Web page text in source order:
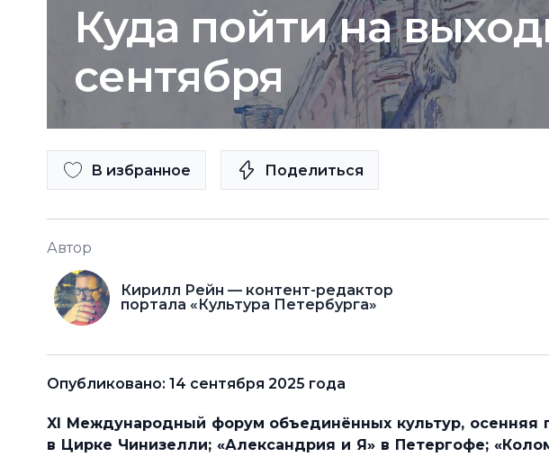
Куда пойти на
сентября
В избранное Поделиться
Автор
Кирилл Рейн — контент-редактор
портала «Культура Петербурга»
Опубликовано: 14 сентября 2025 года
XI Международный форум объединённых культур, осенняя
в Цирке Чинизелли; «Александрия и Я» в Петергофе;